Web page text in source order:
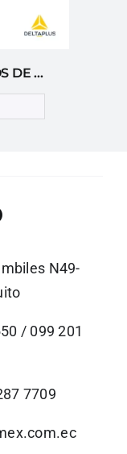
GUANTES QUÍMICOS DE NITRILO LISO DELTA PLUS
N49-
/ 099 201
7709